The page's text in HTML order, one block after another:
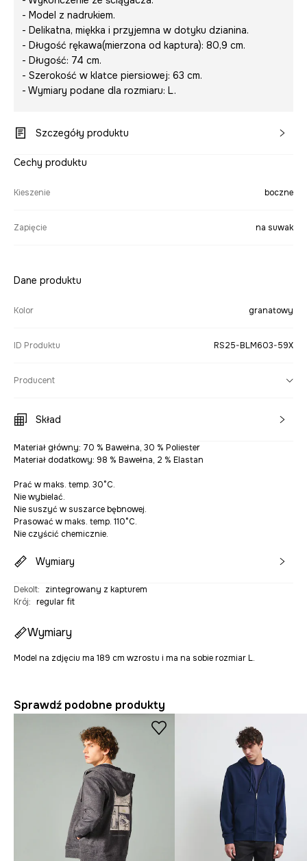
- Model z nadrukiem.
- Delikatna, miękka i przyjemna w dotyku dzianina.
- Długość rękawa(mierzona od kaptura): 80,9 cm.
- Długość: 74 cm.
- Szerokość w klatce piersiowej: 63 cm.
- Wymiary podane dla rozmiaru: L.
Szczegóły produktu
Cechy produktu
Kieszenie boczne
Zapięcie na suwak
Dane produktu
Kolor granatowy
ID Produktu RS25-BLM603-59X
Producent
Skład
Materiał główny: 70 % Bawełna, 30 % Poliester
Materiał dodatkowy: 98 % Bawełna, 2 % Elastan
Prać w maks. temp. 30°C.
Nie wybielać.
Nie suszyć w suszarce bębnowej.
Prasować w maks. temp. 110°C.
Nie czyścić chemicznie.
Wymiary
Dekolt:
zintegrowany z kapturem
Krój: regular fit
Wymiary
Model na zdjęciu ma 189 cm wzrostu i ma na sobie rozmiar L.
Sprawdź podobne produkty